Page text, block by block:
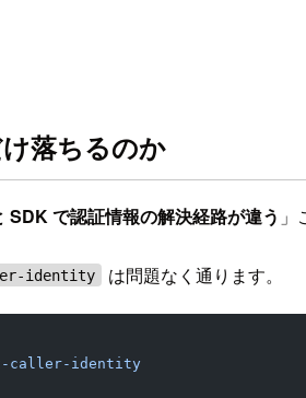
落ちるのか
SDK で認証情報の解決経路が違う 」
identity は問題なく通ります。
caller-identity